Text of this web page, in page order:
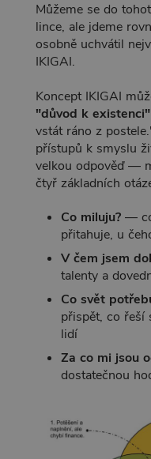
Můžeme se do
lince, ale jdeme
osobně uchvátil
IKIGAI.
Koncept IKIGAI
"důvod k existenci"
vstát ráno z
přístupů k smyslu
velkou odpověď —
čtyř základních
Co miluju?— co
přitahuje, u
V čem jsem
talenty a
Co svět
přispět, co řeší
lidí
Za co mi jsou
dostatečnou